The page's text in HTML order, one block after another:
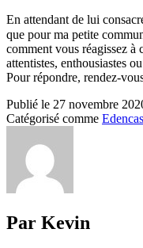
En attendant de lui
que pour ma petite
comment vous réagissez
attentistes, enthousiastes
Pour répondre, rendez-
Publié le 27 novembre
Catégorisé comme
Par Kevin